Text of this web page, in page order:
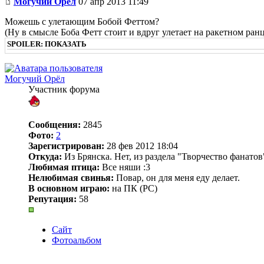
Можешь с улетающим Бобой Феттом?
(Ну в смысле Боба Фетт стоит и вдруг улетает на ракетном
SPOILER: ПОКАЗАТЬ
Могучий Орёл
Участник форума
Сообщения: 2845
Фото: 2
Зарегистрирован: 28 фев 2012 18:04
Откуда: Из Брянска. Нет, из раздела "Творчество
Любимая птица: Все няши :3
Нелюбимая свинья: Повар, он для меня еду делает.
В основном играю: на ПК (PC)
Репутация: 58
Сайт
Фотоальбом